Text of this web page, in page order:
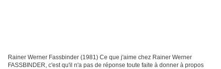
Rainer Werner Fassbinder (1981) Ce que j'aime chez Rainer Werner
FASSBINDER, c'est qu'il n'a pas de réponse toute faite à donner à propos